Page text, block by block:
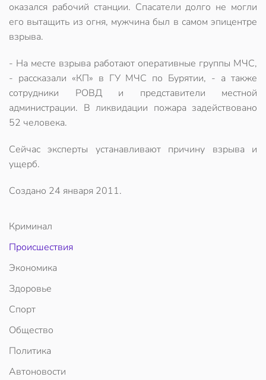
оказался рабочий станции. Спасатели долго не могли
его вытащить из огня, мужчина был в самом эпицентре
взрыва.
- На месте взрыва работают оперативные группы МЧС,
- рассказали «КП» в ГУ МЧС по Бурятии, - а также
сотрудники РОВД и представители местной
администрации. В ликвидации пожара задействовано
52 человека.
Сейчас эксперты устанавливают причину взрыва и
ущерб.
Создано 24 января 2011.
Криминал
Происшествия
Экономика
Здоровье
Спорт
Общество
Политика
Автоновости